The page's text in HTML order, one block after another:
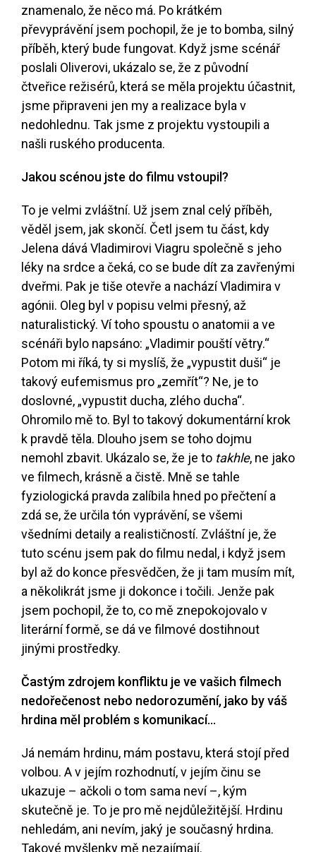
znamenalo, že něco má. Po krátkém
převyprávění jsem pochopil, že je to bomba, silný
příběh, který bude fungovat. Když jsme scénář
poslali Oliverovi, ukázalo se, že z původní
čtveřice režisérů, která se měla projektu účastnit,
jsme připraveni jen my a realizace byla v
nedohlednu. Tak jsme z projektu vystoupili a
našli ruského producenta.
Jakou scénou jste do filmu vstoupil?
To je velmi zvláštní. Už jsem znal celý příběh,
věděl jsem, jak skončí. Četl jsem tu část, kdy
Jelena dává Vladimirovi Viagru společně s jeho
léky na srdce a čeká, co se bude dít za zavřenými
dveřmi. Pak je tiše otevře a nachází Vladimira v
agónii. Oleg byl v popisu velmi přesný, až
naturalistický. Ví toho spoustu o anatomii a ve
scénáři bylo napsáno: „Vladimir pouští větry.“
Potom mi říká, ty si myslíš, že „vypustit duši“ je
takový eufemismus pro „zemřít“? Ne, je to
doslovné, „vypustit ducha, zlého ducha“.
Ohromilo mě to. Byl to takový dokumentární krok
k pravdě těla. Dlouho jsem se toho dojmu
nemohl zbavit. Ukázalo se, že je to takhle, ne jako
ve filmech, krásně a čistě. Mně se tahle
fyziologická pravda zalíbila hned po přečtení a
zdá se, že určila tón vyprávění, se všemi
všedními detaily a realističností. Zvláštní je, že
tuto scénu jsem pak do filmu nedal, i když jsem
byl až do konce přesvědčen, že ji tam musím mít,
a několikrát jsme ji dokonce i točili. Jenže pak
jsem pochopil, že to, co mě znepokojovalo v
literární formě, se dá ve filmové dostihnout
jinými prostředky.
Častým zdrojem konfliktu je ve vašich filmech
nedořečenost nebo nedorozumění, jako by váš
hrdina měl problém s komunikací…
Já nemám hrdinu, mám postavu, která stojí před
volbou. A v jejím rozhodnutí, v jejím činu se
ukazuje – ačkoli o tom sama neví –, kým
skutečně je. To je pro mě nejdůležitější. Hrdinu
nehledám, ani nevím, jaký je současný hrdina.
Takové myšlenky mě nezajímají.